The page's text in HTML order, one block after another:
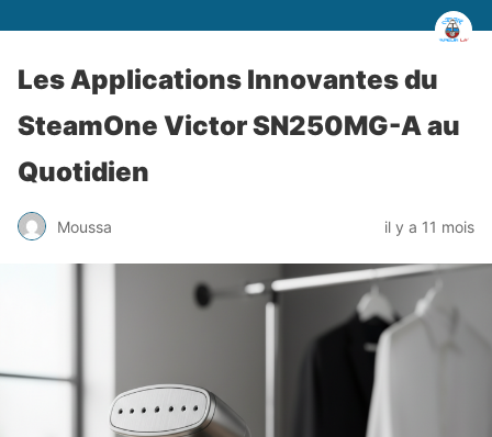
Les Applications Innovantes du
SteamOne Victor SN250MG-A au
Quotidien
Moussa il y a 11 mois